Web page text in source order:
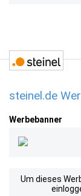
steinel.de
Werbebanner
Um dieses